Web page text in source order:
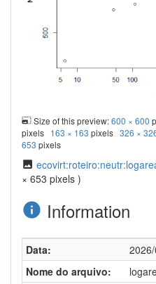
Size of this preview:600 × 600
pixels 163 × 163 pixels 326 ×
653 pixels
× 653 pixels )
Information
Data:
Nome do arquivo: